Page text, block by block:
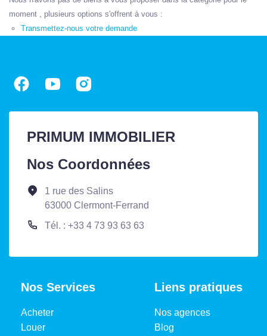
moment , plusieurs options s'offrent à vous :
Transmettez-nous votre demande
PRIMUM IMMOBILIER
Nos Coordonnées
1 rue des Salins
63000 Clermont-Ferrand
Tél. : +33 4 73 93 63 63
Nos Services
Acheter
Louer
Liens pratiques
Nos agences
Blog